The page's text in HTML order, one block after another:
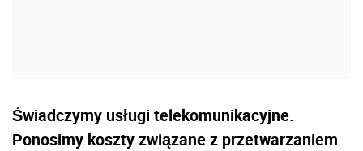
Świadczymy usługi telekomunikacyjne.
Ponosimy koszty związane z przetwarzaniem